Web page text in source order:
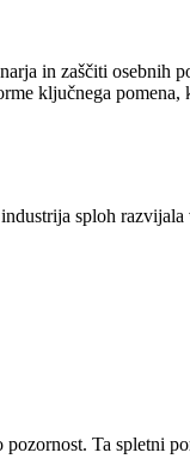
in zaščiti osebnih
ključnega
sploh
pozornost. Ta spletni